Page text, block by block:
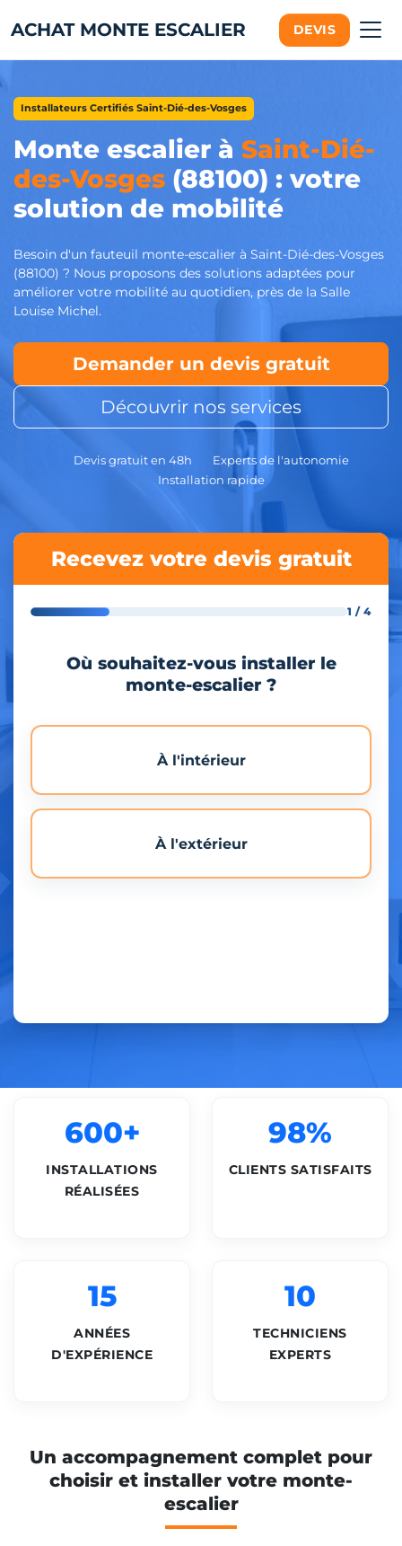
ACHAT MONTE ESCALIER DEVIS
Installateurs Certifiés Saint-Dié-des-Vosges
Monte escalier à Saint-Dié-
des-Vosges (88100) : votre
solution de mobilité
Besoin d'un fauteuil monte-escalier à Saint-Dié-des-Vosges
(88100) ? Nous proposons des solutions adaptées pour
améliorer votre mobilité au quotidien, près de la Salle
Louise Michel.
Demander un devis gratuit
Découvrir nos services
Devis gratuit en 48h
Experts de l'autonomie
Installation rapide
Recevez votre devis gratuit
1 / 4
Où souhaitez-vous installer le
monte-escalier ?
À l'intérieur
À l'extérieur
600+
INSTALLATIONS
RÉALISÉES
98%
CLIENTS SATISFAITS
15
ANNÉES
D'EXPÉRIENCE
10
TECHNICIENS
EXPERTS
Un accompagnement complet pour
choisir et installer votre monte-
escalier